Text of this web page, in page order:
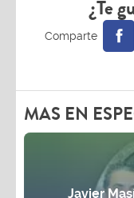
¿Te
MAS EN
Javier